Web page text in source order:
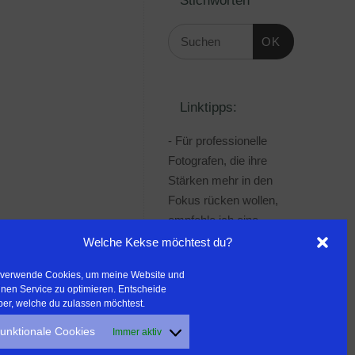
Welche Kekse möchtest du?
verwende Cookies, um meine Website und
Service zu optimieren. Entscheide
welche du zulassen möchtest.
Cookies Immer aktiv
OK
Linktipps:
- Für professionelle
Fotografen, die ihre
Stärken mehr in den
Fokus rücken wollen,
empfehle ich eine
Beratung durch Frau
Wanderfreak.de